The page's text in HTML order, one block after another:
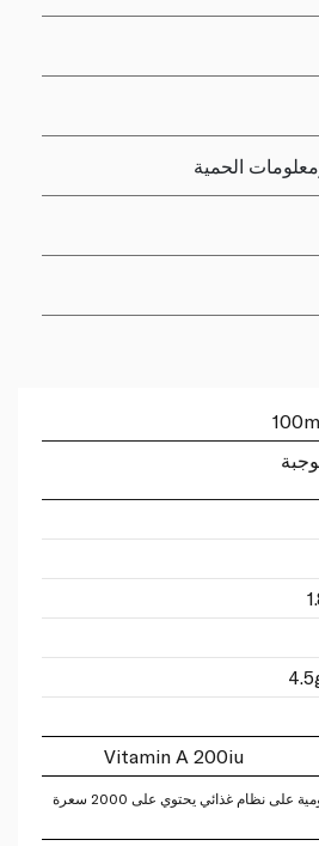
الحمية
Vitamin A 200iu
تستند النسبة المئوية للقيم اليومية على نظام غذائي يحتوي على 2000 سعرة